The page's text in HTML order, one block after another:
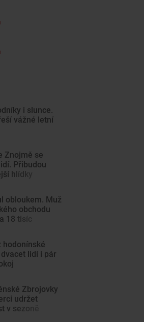
i slunce.
vážné letní
Znojmě se
Přibudou
hlídky
obloukem. Muž
obchodu
18 tisíc
hodonínské
lidí i pár
Zbrojovky
udržet
v sezoně